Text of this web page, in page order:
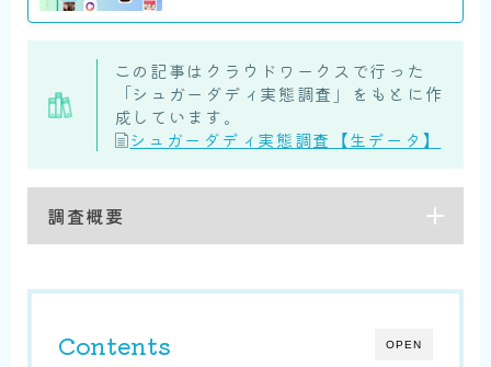
この記事はクラウドワークスで行った
「シュガーダディ実態調査」をもとに作
成しています。
シュガーダディ実態調査【生データ】
調査概要
OPEN
Contents